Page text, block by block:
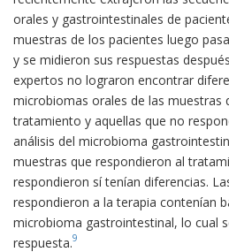
orales y gastrointestinales de
muestras de los pacientes luego
y se midieron sus respuestas
expertos no lograron encontrar
microbiomas orales de las muestras
tratamiento y aquellas que no
análisis del microbioma
muestras que respondieron al
respondieron sí tenían diferencias.
respondieron a la terapia contenían
microbioma gastrointestinal, lo cual
respuesta.9